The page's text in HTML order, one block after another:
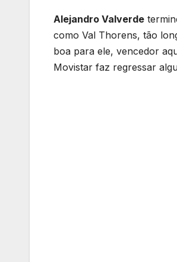
Alejandro Valverde
como Val Thorens, tão
boa para ele, vencedor
Movistar faz regressar